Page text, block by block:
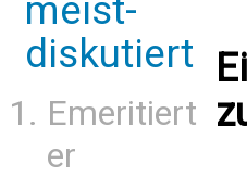
meist-
diskutiert
Emeritiert
er